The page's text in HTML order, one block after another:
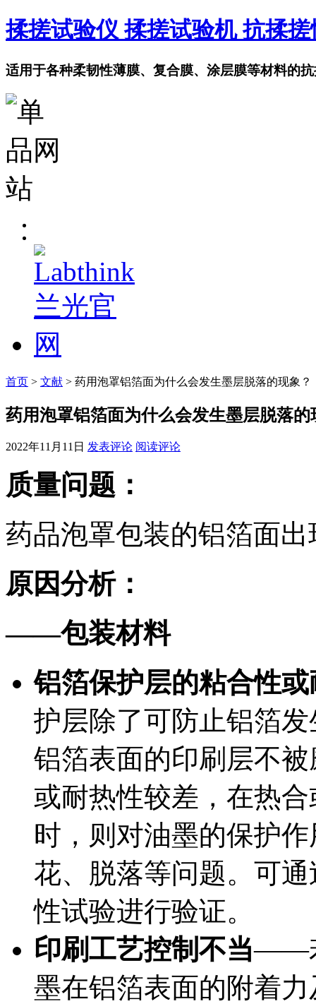
揉搓试验仪 揉搓试验机 抗揉
适用于各种柔韧性薄膜、复合膜、涂层膜等材料的
首页 > 文献 > 药用泡罩铝箔面为什么会发生墨层脱落的现象？
药用泡罩铝箔面为什么会发生墨层脱落的
2022年11月11日 发表评论 阅读评论
质量问题：
药品泡罩包装的铝箔面
原因分析：
——包装材料
铝箔保护层的粘合性
护层除了可防止铝箔
铝箔表面的印刷层不
或耐热性较差，在热
时，则对油墨的保护
花、脱落等问题。可
性试验进行验证。
印刷工艺控制不当——
墨在铝箔表面的附着